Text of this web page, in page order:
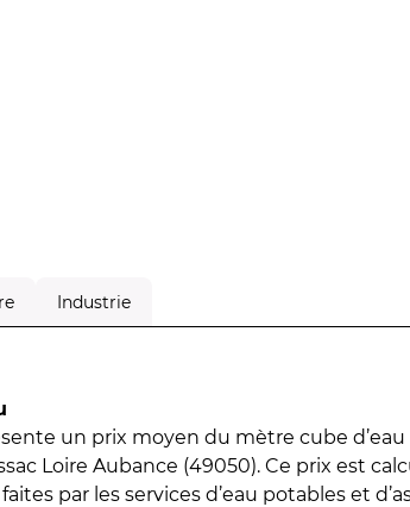
Industrie
un prix moyen du mètre cube
Loire Aubance (49050). Ce prix est
par les services d’eau potables et